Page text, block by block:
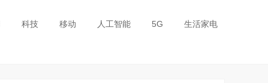
科技 移动 人工智能 5G 生活家电